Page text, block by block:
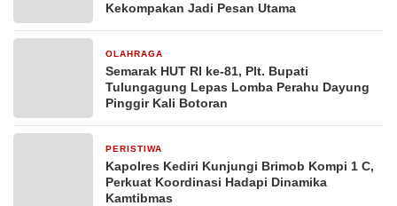
Kekompakan Jadi Pesan Utama
OLAHRAGA
Semarak HUT RI ke-81, Plt. Bupati
Tulungagung Lepas Lomba Perahu Dayung
Pinggir Kali Botoran
PERISTIWA
Kapolres Kediri Kunjungi Brimob Kompi 1 C,
Perkuat Koordinasi Hadapi Dinamika
Kamtibmas